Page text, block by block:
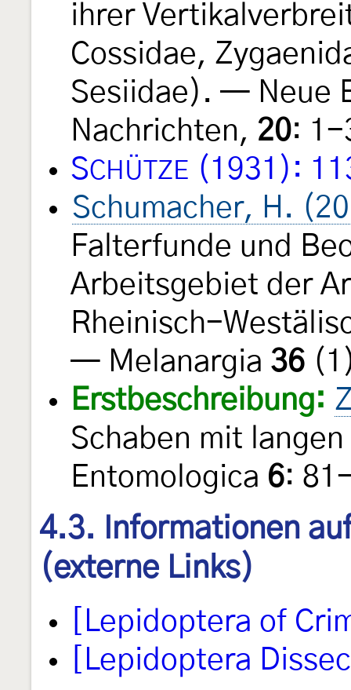
ihrer
Cossidae,
Sesiidae). — Neue
Nachrichten, 20:
SCHÜTZE (1931):
Schumacher, H.
Falterfunde und
Arbeitsgebiet der
Rheinisch-
— Melanargia 36
Erstbeschreibung:
Schaben mit
Entomologica 6:
4.3. Informationen
(externe Links)
[Lepidoptera of
[Lepidoptera